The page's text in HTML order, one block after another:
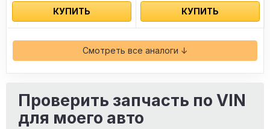
КУПИТЬ КУПИТЬ
Смотреть все аналоги ↓
Проверить запчасть по VIN
для моего авто